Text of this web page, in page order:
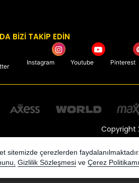
BİZİ TAKİP EDİN
Instagram Youtube Pinterest
Copyright
sitemizde çerezlerden faydalanılmaktadır.
Gizlilik Sözleşmesi ve Çerez